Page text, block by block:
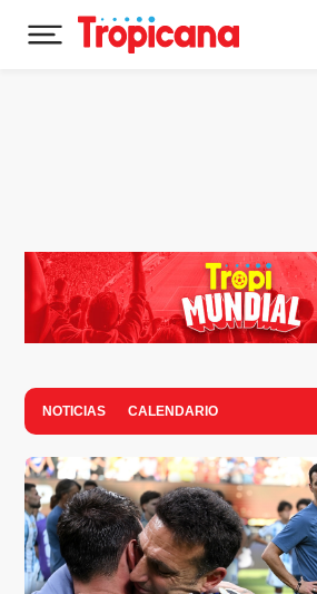
Desplegar menú principal
NOTICIAS CALENDARIO